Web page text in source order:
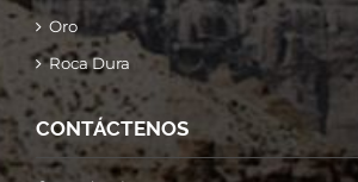
Oro
Roca Dura
CONTÁCTENOS